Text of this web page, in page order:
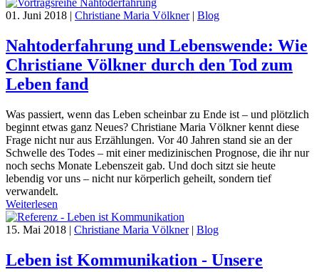
01. Juni 2018 | Christiane Maria Völkner| Blog
Nahtoderfahrung und Lebenswende: Wie
Christiane Völkner durch den Tod zum
Leben fand
Was passiert, wenn das Leben scheinbar zu Ende ist – und plötzlich
beginnt etwas ganz Neues? Christiane Maria Völkner kennt diese
Frage nicht nur aus Erzählungen. Vor 40 Jahren stand sie an der
Schwelle des Todes – mit einer medizinischen Prognose, die ihr nur
noch sechs Monate Lebenszeit gab. Und doch sitzt sie heute
lebendig vor uns – nicht nur körperlich geheilt, sondern tief
verwandelt.
Weiterlesen
15. Mai 2018 | Christiane Maria Völkner| Blog
Leben ist Kommunikation - Unsere